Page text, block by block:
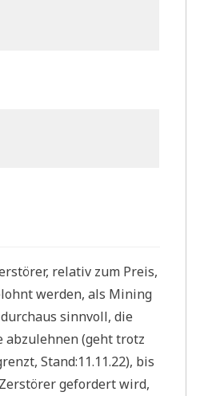
relativ zum Preis,
werden, als Mining
sinnvoll, die
abzulehnen (geht trotz
Stand:11.11.22), bis
gefordert wird,